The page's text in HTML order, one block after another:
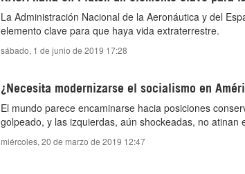
La Administración Nacional de la Aeronáutica y del
elemento clave para que haya vida extraterrestre.
sábado, 1 de junio de 2019 17:28
¿Necesita modernizarse el socialismo en
El mundo parece encaminarse hacia posiciones
golpeado, y las izquierdas, aún shockeadas, no atinan
miércoles, 20 de marzo de 2019 12:47